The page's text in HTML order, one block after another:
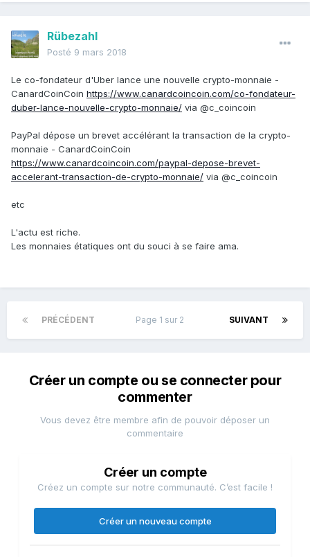
Rübezahl
Posté 9 mars 2018
Le co-fondateur d'Uber lance une nouvelle crypto-monnaie -
CanardCoinCoin https://www.canardcoincoin.com/co-fondateur-
duber-lance-nouvelle-crypto-monnaie/ via @c_coincoin
PayPal dépose un brevet accélérant la transaction de la crypto-
monnaie - CanardCoinCoin
https://www.canardcoincoin.com/paypal-depose-brevet-
accelerant-transaction-de-crypto-monnaie/ via @c_coincoin
etc
L'actu est riche.
Les monnaies étatiques ont du souci à se faire ama.
PRÉCÉDENT SUIVANT
Page 1 sur 2
Créer un compte ou se connecter pour
commenter
Vous devez être membre afin de pouvoir déposer un
commentaire
Créer un compte
Créez un compte sur notre communauté. C’est facile !
Créer un nouveau compte